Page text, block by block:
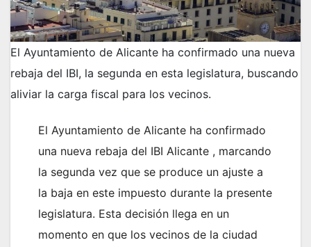
El Ayuntamiento de Alicante ha confirmado una nueva
rebaja del IBI, la segunda en esta legislatura, buscando
aliviar la carga fiscal para los vecinos.
El Ayuntamiento de Alicante ha confirmado
una nueva rebaja del IBI Alicante , marcando
la segunda vez que se produce un ajuste a
la baja en este impuesto durante la presente
legislatura. Esta decisión llega en un
momento en que los vecinos de la ciudad